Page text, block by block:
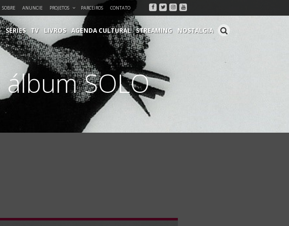
SOBRE ANUNCIE PROJETOS PARCEIROS CONTATO Facebook
Twitter
Instagram
Youtube
SÉRIES TV LIVROS AGENDA CULTURAL STREAMING NOSTALGIA
SOLO